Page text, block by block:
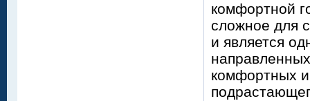
комфортной
сложное для
и является
комфортных